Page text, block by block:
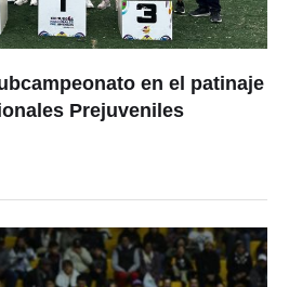
en el patinaje
Prejuveniles